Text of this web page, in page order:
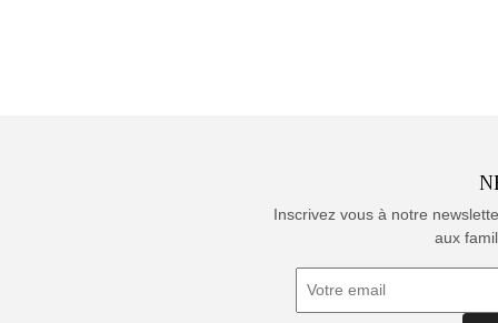
Inscrivez vous à notre
aux